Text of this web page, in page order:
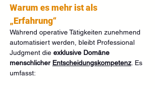
Warum es mehr ist als
„Erfahrung“
Während operative Tätigkeiten zunehmend
automatisiert werden, bleibt Professional
Judgment die exklusive Domäne
menschlicher Entscheidungskompetenz . Es
umfasst: